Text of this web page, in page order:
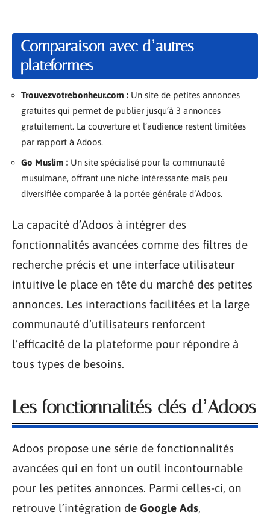
Comparaison avec d’autres
plateformes
Trouvezvotrebonheur.com : Un site de petites annonces
gratuites qui permet de publier jusqu’à 3 annonces
gratuitement. La couverture et l’audience restent limitées
par rapport à Adoos.
Go Muslim : Un site spécialisé pour la communauté
musulmane, offrant une niche intéressante mais peu
diversifiée comparée à la portée générale d’Adoos.
La capacité d’Adoos à intégrer des
fonctionnalités avancées comme des filtres de
recherche précis et une interface utilisateur
intuitive le place en tête du marché des petites
annonces. Les interactions facilitées et la large
communauté d’utilisateurs renforcent
l’efficacité de la plateforme pour répondre à
tous types de besoins.
Les fonctionnalités clés d’Adoos
Adoos propose une série de fonctionnalités
avancées qui en font un outil incontournable
pour les petites annonces. Parmi celles-ci, on
retrouve l’intégration de Google Ads,